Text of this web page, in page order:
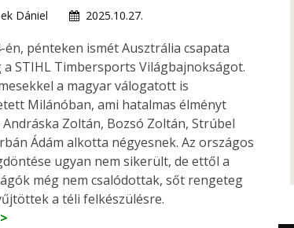
Dániel 2025.10.27.
pénteken ismét Ausztrália csapata
a STIHL Timbersports Világbajnokságot.
a magyar válogatott is
Milánóban, ami hatalmas élményt
Zoltán, Bozsó Zoltán, Strúbel
Ádám alkotta négyesnek. Az országos
ugyan nem sikerült, de ettől a
még nem csalódottak, sőt rengeteg
a téli felkészülésre.